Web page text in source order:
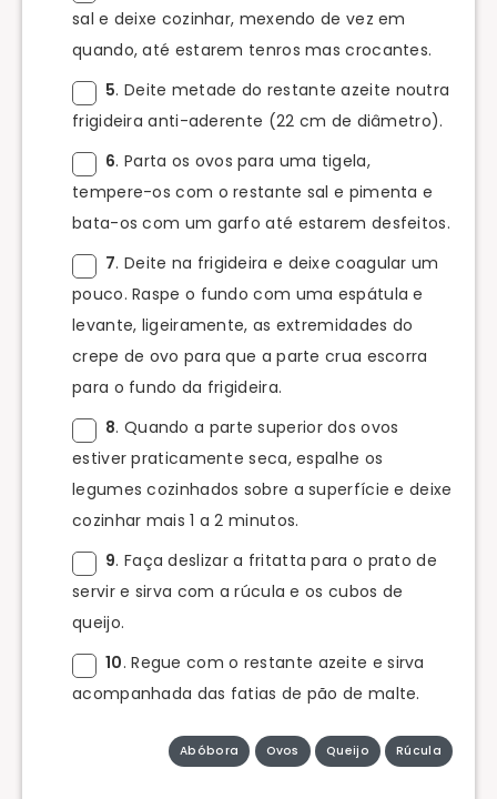
sal e deixe cozinhar, mexendo de vez em
quando, até estarem tenros mas crocantes.
5. Deite metade do restante azeite noutra
frigideira anti-aderente (22 cm de diâmetro).
6. Parta os ovos para uma tigela,
tempere-os com o restante sal e pimenta e
bata-os com um garfo até estarem desfeitos.
7. Deite na frigideira e deixe coagular um
pouco. Raspe o fundo com uma espátula e
levante, ligeiramente, as extremidades do
crepe de ovo para que a parte crua escorra
para o fundo da frigideira.
8. Quando a parte superior dos ovos
estiver praticamente seca, espalhe os
legumes cozinhados sobre a superfície e deixe
cozinhar mais 1 a 2 minutos.
9. Faça deslizar a fritatta para o prato de
servir e sirva com a rúcula e os cubos de
queijo.
10. Regue com o restante azeite e sirva
acompanhada das fatias de pão de malte.
Abóbora Ovos Queijo Rúcula